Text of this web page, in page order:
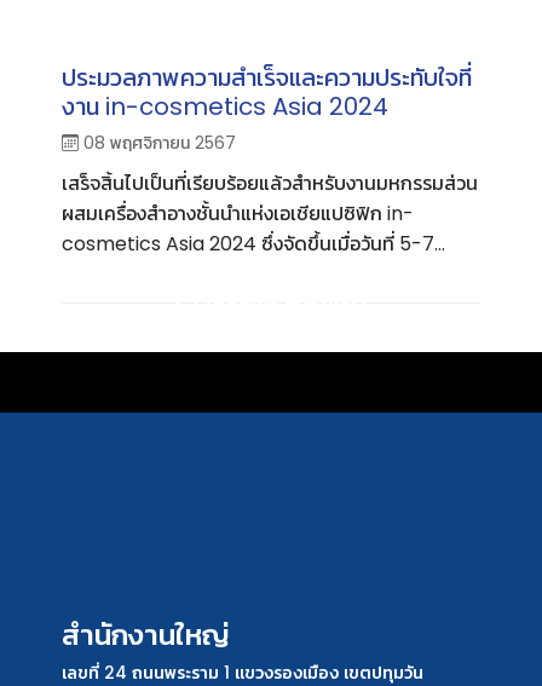
ได้เข้าร่วมจัดแสดงบูธและนำเสนอผลิตภัณฑ์ที่น่าสนใจ
ท่ามกลางการตอบรับอย่างอบอุ่นจากผู้เข้าร่วมงาน
ประมวลภาพความสำเร็จและความประทับใจที่
งาน in-cosmetics Asia 2024
08 พฤศจิกายน 2567
เสร็จสิ้นไปเป็นที่เรียบร้อยแล้วสำหรับงานมหกรรมส่วน
ผสมเครื่องสำอางชั้นนำแห่งเอเชียแปซิฟิก in-
cosmetics Asia 2024 ซึ่งจัดขึ้นเมื่อวันที่ 5-7
สำนักงานใหญ่
เลขที่ 24 ถนนพระราม 1 แขวงรองเมือง เขตปทุมวัน